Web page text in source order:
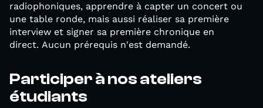
radiophoniques, apprendre à capter un concert ou
une table ronde, mais aussi réaliser sa première
interview et signer sa première chronique en
direct. Aucun prérequis n'est demandé.
Participer à nos ateliers
étudiants